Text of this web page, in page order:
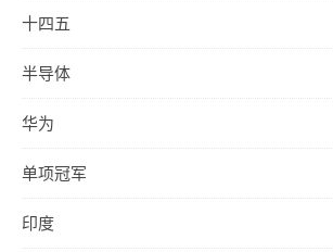
十四五
半导体
华为
单项冠军
印度